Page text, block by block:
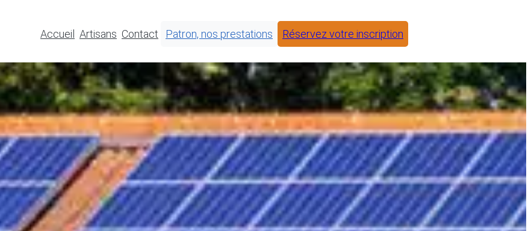
Accueil Artisans Contact Patron, nos prestations Réservez votre inscription